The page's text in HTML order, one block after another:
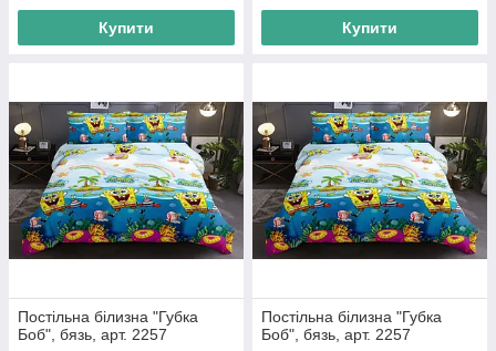
Купити Купити
Постільна білизна "Губка
Боб", бязь, арт. 2257
Постільна білизна "Губка
Боб", бязь, арт. 2257